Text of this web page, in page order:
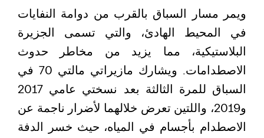
ويمر مسار السباق بالقرب من دوامة النفايات
في المحيط الهادئ، والتي تسمى الجزيرة
البلاستيكية، مما يزيد من مخاطر حدوث
الاصطدامات. ويشارك مازيراتي مالتي 70 في
السباق للمرة الثالثة بعد نسختي عامي 2017
و2019، واللتين تعرض خلالهما لأضرار ناجمة عن
الاصطدام بأجسام في المياه، حيث خسر الدفة